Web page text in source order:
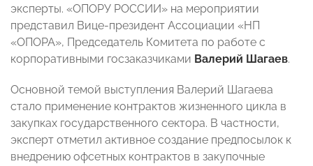
эксперты. «ОПОРУ РОССИИ» на мероприятии
представил Вице-президент Ассоциации «НП
«ОПОРА», Председатель Комитета по работе с
корпоративными госзаказчиками Валерий Шагаев.
Основной темой выступления Валерий Шагаева
стало применение контрактов жизненного цикла в
закупках государственного сектора. В частности,
эксперт отметил активное создание предпосылок к
внедрению офсетных контрактов в закупочные